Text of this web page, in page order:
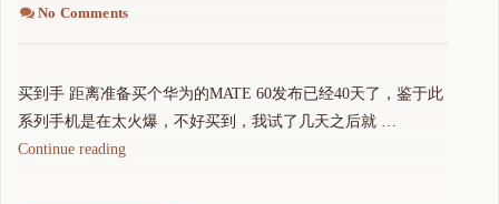
No Comments
买到手 距离准备买个华为的MATE 60发布已经40天了，鉴于此
系列手机是在太火爆，不好买到，我试了几天之后就 …
Continue reading"